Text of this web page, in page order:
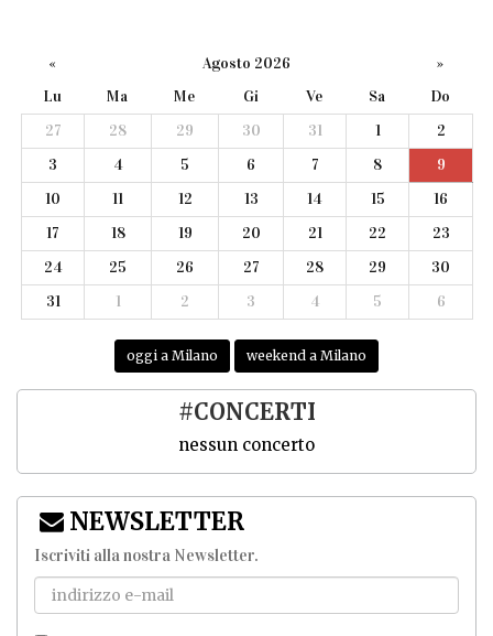
« Agosto 2026
»
Lu
Ma Me Gi Ve Sa
Do
27
28 29 30 31 1
2
3
4 5 6 7 8
9
10
11 12 13 14 15
16
17
18 19 20 21 22
23
24
25 26 27 28 29
30
31
1 2 3 4 5 6
oggi a Milano weekend a Milano
#CONCERTI
nessun concerto
NEWSLETTER
Iscriviti alla nostra Newsletter.